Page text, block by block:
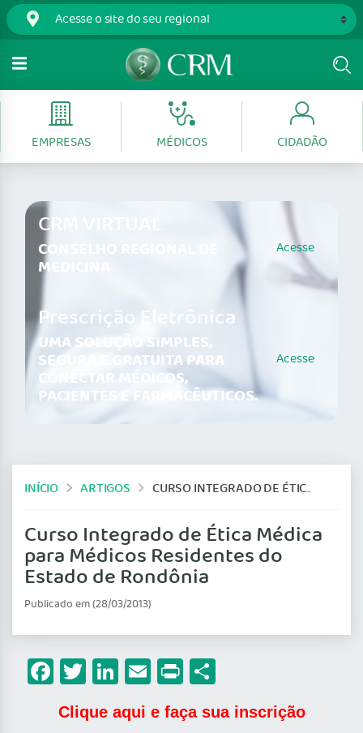
EMPRESAS MÉDICOS CIDADÃO
CRM VIRTUAL
CONSELHO REGIONAL DE
MEDICINA
Acesse
Prescrição Eletrônica
UMA SOLUÇÃO SIMPLES,
SEGURA E GRATUITA PARA
CONECTAR MÉDICOS,
PACIENTES E FARMACÊUTICOS.
Acesse
INÍCIO ARTIGOS CURSO INTEGRADO DE ÉTICA MÉDICA PARA MÉDICOS RESIDENTES DO ESTADO DE RONDÔNIA
Curso Integrado de Ética Médica
para Médicos Residentes do
Estado de Rondônia
Publicado em (28/03/2013)
Facebook
Twitter
LinkedIn
Email
Print
Clique aqui e faça sua inscrição